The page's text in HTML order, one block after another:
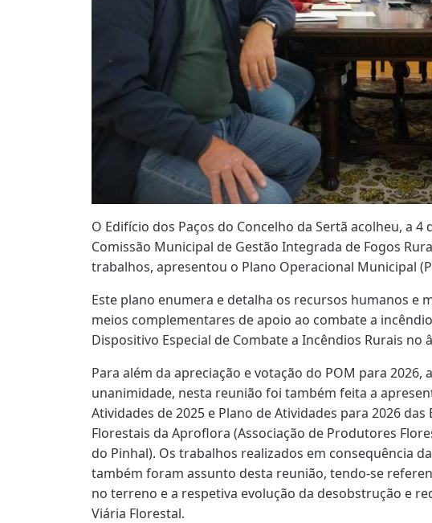
O Edifício dos Paços do Concelho da Sertã acolheu, a 4
Comissão Municipal de Gestão Integrada de Fogos
trabalhos, apresentou o Plano Operacional Municipal
Este plano enumera e detalha os recursos humanos e
meios complementares de apoio ao combate a
Dispositivo Especial de Combate a Incêndios Rurais no
Para além da apreciação e votação do POM para 2026,
unanimidade, nesta reunião foi também feita a
Atividades de 2025 e Plano de Atividades para 2026 das
Florestais da Aproflora (Associação de Produtores
do Pinhal). Os trabalhos realizados em consequência
também foram assunto desta reunião, tendo-se
no terreno e a respetiva evolução da desobstrução e
Viária Florestal.